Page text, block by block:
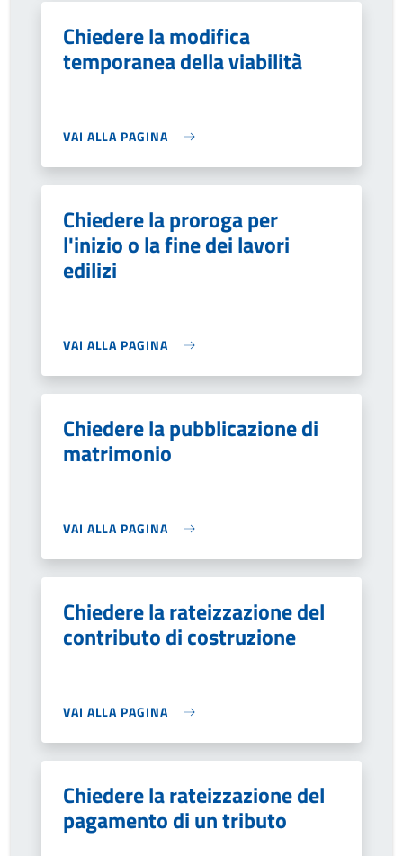
Chiedere la modifica
temporanea della viabilità
VAI ALLA PAGINA
Chiedere la proroga per
l'inizio o la fine dei lavori
edilizi
VAI ALLA PAGINA
Chiedere la pubblicazione di
matrimonio
VAI ALLA PAGINA
Chiedere la rateizzazione del
contributo di costruzione
VAI ALLA PAGINA
Chiedere la rateizzazione del
pagamento di un tributo